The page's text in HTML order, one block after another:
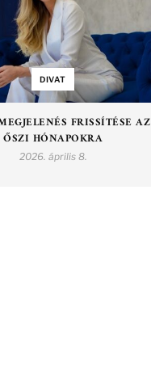
DIVAT
FRISSÍTÉSE AZ
ŐSZI HÓNAPOKRA
2026. április 8.